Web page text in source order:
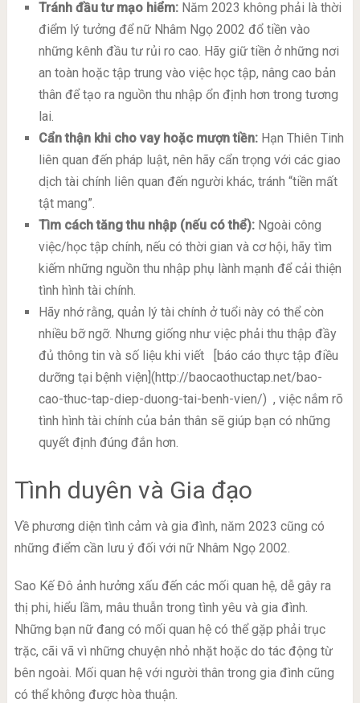
Tránh đầu tư mạo hiểm:Năm 2023 không phải là thời
điểm lý tưởng để nữ Nhâm Ngọ 2002 đổ tiền vào
những kênh đầu tư rủi ro cao. Hãy giữ tiền ở những nơi
an toàn hoặc tập trung vào việc học tập, nâng cao bản
thân để tạo ra nguồn thu nhập ổn định hơn trong tương
lai.
Cẩn thận khi cho vay hoặc mượn tiền:Hạn Thiên Tinh
liên quan đến pháp luật, nên hãy cẩn trọng với các giao
dịch tài chính liên quan đến người khác, tránh “tiền mất
tật mang”.
Tìm cách tăng thu nhập (nếu có thể):Ngoài công
việc/học tập chính, nếu có thời gian và cơ hội, hãy tìm
kiếm những nguồn thu nhập phụ lành mạnh để cải thiện
tình hình tài chính.
Hãy nhớ rằng, quản lý tài chính ở tuổi này có thể còn
nhiều bỡ ngỡ. Nhưng giống như việc phải thu thập đầy
đủ thông tin và số liệu khi viết
[báo cáo thực tập điều
dưỡng tại bệnh viện](http://baocaothuctap.net/bao-
cao-thuc-tap-diep-duong-tai-benh-vien/) , việc nắm rõ
tình hình tài chính của bản thân sẽ giúp bạn có những
quyết định đúng đắn hơn.
Tình duyên và Gia đạo
Về phương diện tình cảm và gia đình, năm 2023 cũng có
những điểm cần lưu ý đối với nữ Nhâm Ngọ 2002.
Sao Kế Đô ảnh hưởng xấu đến các mối quan hệ, dễ gây ra
thị phi, hiểu lầm, mâu thuẫn trong tình yêu và gia đình.
Những bạn nữ đang có mối quan hệ có thể gặp phải trục
trặc, cãi vã vì những chuyện nhỏ nhặt hoặc do tác động từ
bên ngoài. Mối quan hệ với người thân trong gia đình cũng
có thể không được hòa thuận.